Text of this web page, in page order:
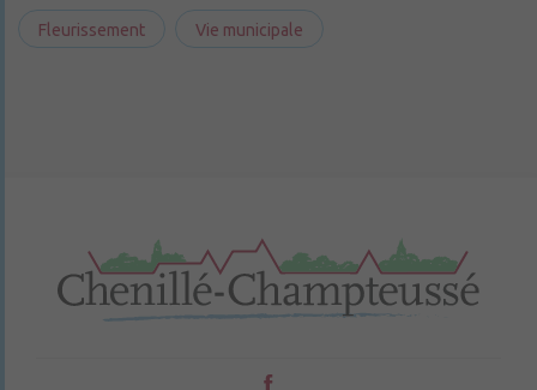
Fleurissement Vie municipale